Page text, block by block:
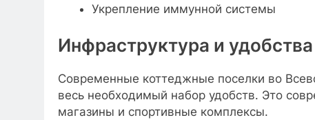
Укрепление иммунной системы
Инфраструктура и удобства
Современные коттеджные поселки во
весь необходимый набор удобств. Это
магазины и спортивные комплексы.